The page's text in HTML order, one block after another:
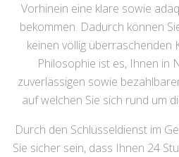
Vorhinein eine klare sowie
bekommen. Dadurch können
keinen völlig überraschenden
Philosophie ist es, Ihnen in
zuverlässigen sowie
auf welchen Sie sich rund um
Durch den Schlüsseldienst im
Sie sicher sein, dass Ihnen 24